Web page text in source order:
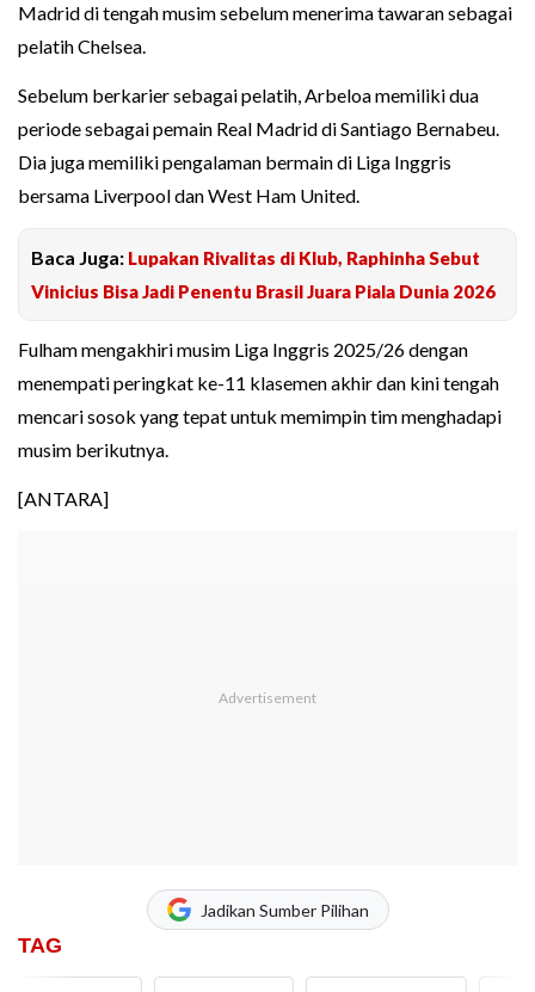
Madrid di tengah musim sebelum menerima tawaran sebagai
pelatih Chelsea.
Sebelum berkarier sebagai pelatih, Arbeloa memiliki dua
periode sebagai pemain Real Madrid di Santiago Bernabeu.
Dia juga memiliki pengalaman bermain di Liga Inggris
bersama Liverpool dan West Ham United.
Baca Juga: Lupakan Rivalitas di Klub, Raphinha Sebut
Vinicius Bisa Jadi Penentu Brasil Juara Piala Dunia 2026
Fulham mengakhiri musim Liga Inggris 2025/26 dengan
menempati peringkat ke-11 klasemen akhir dan kini tengah
mencari sosok yang tepat untuk memimpin tim menghadapi
musim berikutnya.
[ANTARA]
Jadikan Sumber Pilihan
TAG